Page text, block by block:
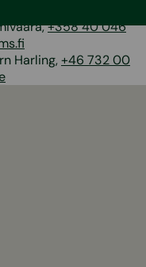
+358 40 046
Harling,+46 732 00